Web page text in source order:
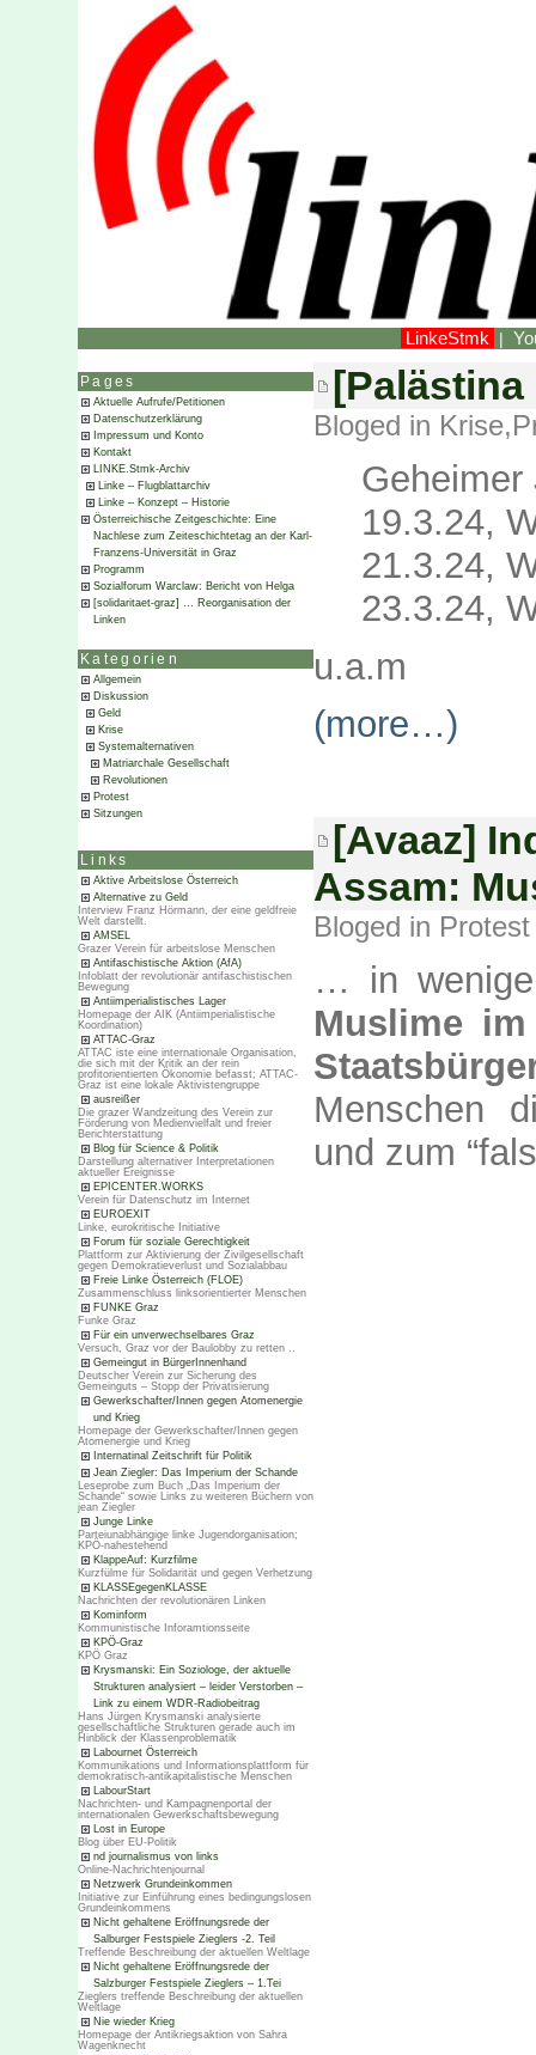
LinkeStmk |
Pages
Aktuelle Aufrufe/Petitionen
Datenschutzerklärung
Impressum und Konto
Kontakt
LINKE.Stmk-Archiv
Linke – Flugblattarchiv
Linke – Konzept – Historie
Österreichische Zeitgeschichte: Eine
Nachlese zum Zeiteschichtetag an der Karl-
Franzens-Universität in Graz
Programm
Sozialforum Warclaw: Bericht von Helga
[solidaritaet-graz] … Reorganisation der
Linken
Kategorien
Allgemein
Diskussion
Geld
Krise
Systemalternativen
Matriarchale Gesellschaft
Revolutionen
Protest
Sitzungen
Links
Aktive Arbeitslose Österreich
Alternative zu Geld
Interview Franz Hörmann, der eine geldfreie
Welt darstellt.
AMSEL
Grazer Verein für arbeitslose Menschen
Antifaschistische Aktion (AfA)
Infoblatt der revolutionär antifaschistischen
Bewegung
Antiimperialistisches Lager
Homepage der AIK (Antiimperialistische
Koordination)
ATTAC-Graz
ATTAC iste eine internationale Organisation,
die sich mit der Kritik an der rein
profitorientierten Ökonomie befasst; ATTAC-
Graz ist eine lokale Aktivistengruppe
ausreißer
Die grazer Wandzeitung des Verein zur
Förderung von Medienvielfalt und freier
Berichterstattung
Blog für Science & Politik
Darstellung alternativer Interpretationen
aktueller Ereignisse
EPICENTER.WORKS
Verein für Datenschutz im Internet
EUROEXIT
Linke, eurokritische Initiative
Forum für soziale Gerechtigkeit
Plattform zur Aktivierung der Zivilgesellschaft
gegen Demokratieverlust und Sozialabbau
Freie Linke Österreich (FLOE)
Zusammenschluss linksorientierter Menschen
FUNKE Graz
Funke Graz
Für ein unverwechselbares Graz
Versuch, Graz vor der Baulobby zu retten ..
Gemeingut in BürgerInnenhand
Deutscher Verein zur Sicherung des
Gemeinguts – Stopp der Privatisierung
Gewerkschafter/Innen gegen Atomenergie
und Krieg
Homepage der Gewerkschafter/Innen gegen
Atomenergie und Krieg
Internatinal Zeitschrift für Politik
Jean Ziegler: Das Imperium der Schande
Leseprobe zum Buch „Das Imperium der
Schande“ sowie Links zu weiteren Büchern von
jean Ziegler
Junge Linke
Parteiunabhängige linke Jugendorganisation;
KPÖ-nahestehend
KlappeAuf: Kurzfilme
Kurzfülme für Solidarität und gegen Verhetzung
KLASSEgegenKLASSE
Nachrichten der revolutionären Linken
Kominform
Kommunistische Inforamtionsseite
KPÖ-Graz
KPÖ Graz
Krysmanski: Ein Soziologe, der aktuelle
Strukturen analysiert – leider Verstorben –
Link zu einem WDR-Radiobeitrag
Hans Jürgen Krysmanski analysierte
gesellschaftliche Strukturen gerade auch im
Hinblick der Klassenproblematik
Labournet Österreich
Kommunikations und Informationsplattform für
demokratisch-antikapitalistische Menschen
LabourStart
Nachrichten- und Kampagnenportal der
internationalen Gewerkschaftsbewegung
Lost in Europe
Blog über EU-Politik
nd journalismus von links
Online-Nachrichtenjournal
Netzwerk Grundeinkommen
Initiative zur Einführung eines bedingungslosen
Grundeinkommens
Nicht gehaltene Eröffnungsrede der
Salburger Festspiele Zieglers -2. Teil
Treffende Beschreibung der aktuellen Weltlage
Nicht gehaltene Eröffnungsrede der
Salzburger Festspiele Zieglers – 1.Tei
Zieglers treffende Beschreibung der aktuellen
Weltlage
Nie wieder Krieg
Homepage der Antikriegsaktion von Sahra
Wagenknecht
Bloged in Krise,
19.3.24,
21.3.24,
23.3.24,
u.a.m
(more…)
[Avaaz]
Assam:
Bloged in Protest
… in
Muslime
Menschen
und zum